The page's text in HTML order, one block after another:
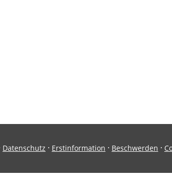
Datenschutz · Erstinformation · Beschwerden ·